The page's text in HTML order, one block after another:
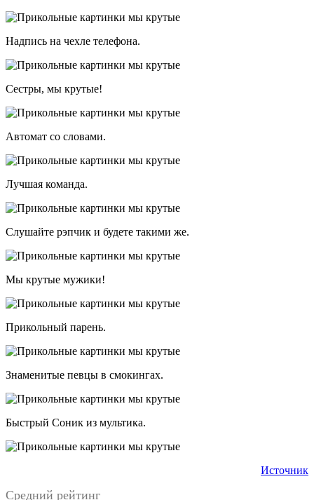
Надпись на чехле телефона.
Сестры, мы крутые!
Автомат со словами.
Лучшая команда.
Слушайте рэпчик и будете такими же.
Мы крутые мужики!
Прикольный парень.
Знаменитые певцы в смокингах.
Быстрый Соник из мультика.
Источник
Средний рейтинг